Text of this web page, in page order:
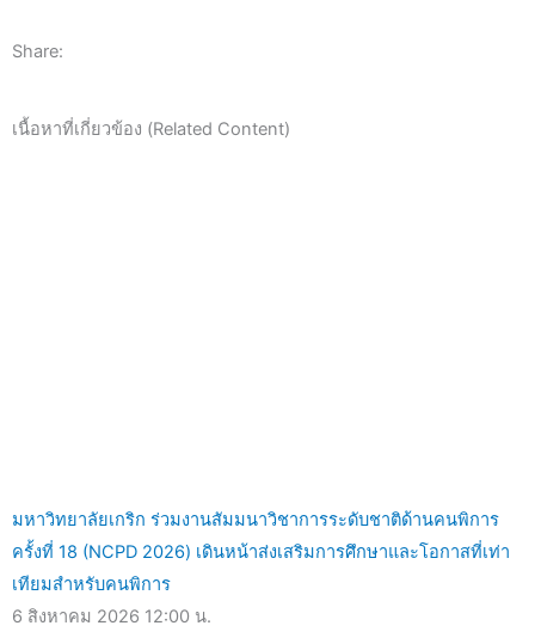
Share:
เนื้อหาที่เกี่ยวข้อง (Related Content)
มหาวิทยาลัยเกริก ร่วมงานสัมมนาวิชาการระดับชาติด้านคนพิการ
ครั้งที่ 18 (NCPD 2026) เดินหน้าส่งเสริมการศึกษาและโอกาสที่เท่า
เทียมสำหรับคนพิการ
6 สิงหาคม 2026 12:00 น.